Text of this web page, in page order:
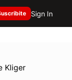
Sign In
Kliger